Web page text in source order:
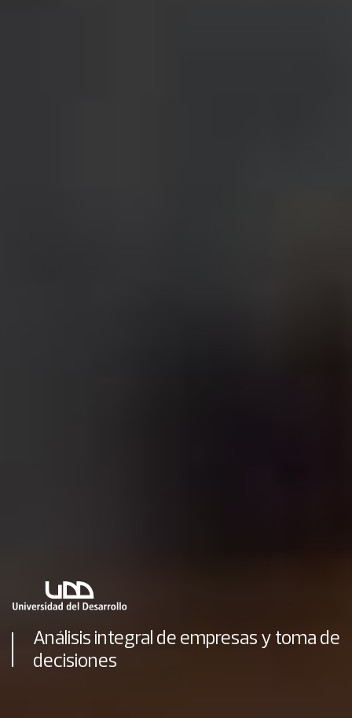
Análisis integral de empresas y toma de
decisiones